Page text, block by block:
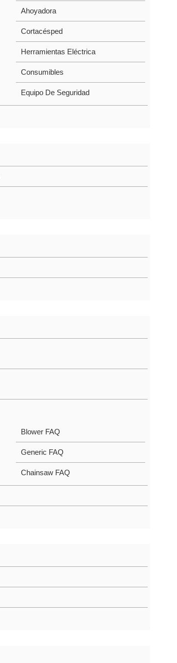
Ahoyadora
Cortacésped
Herramientas Eléctrica
Consumibles
Equipo De Seguridad
Blower FAQ
Generic FAQ
Chainsaw FAQ